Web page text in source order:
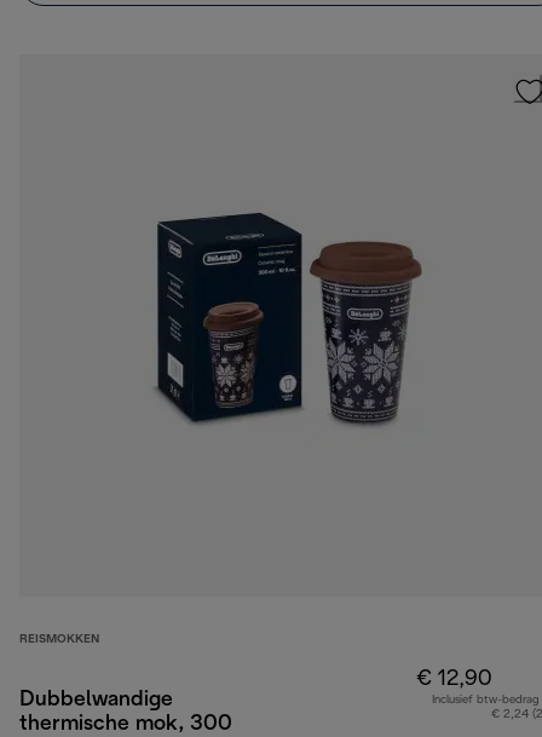
REISMOKKEN
Dubbelwandige
thermische mok, 300
€ 12,90
Inclusief btw-bedrag
€ 2,24